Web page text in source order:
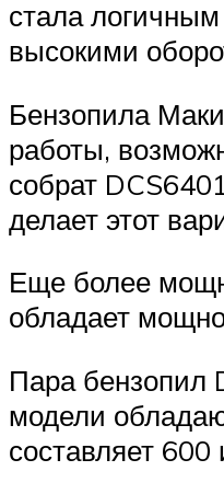
стала
высокими
Бензопила
работы,
собрат
делает этот
Еще более
обладает
Пара бензопил
модели
составляет